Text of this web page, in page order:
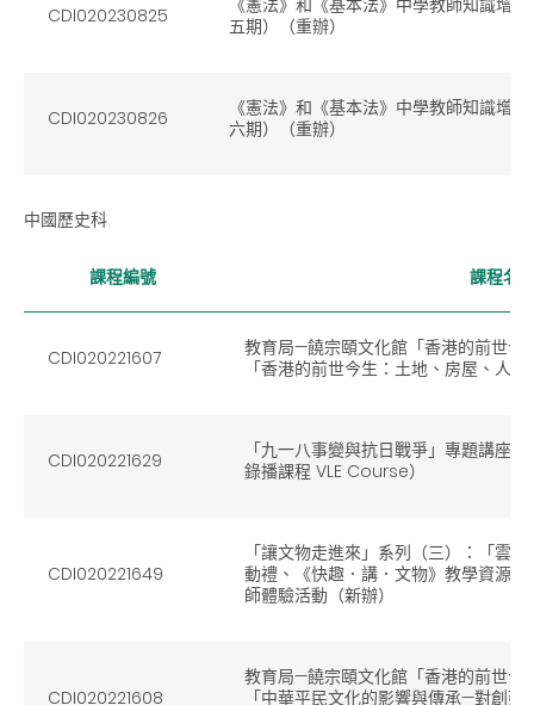
CDI020230825
五期）（重辦）
CDI020230826
《憲法》和《基本法》中學教師知識增
六期）（重辦）
中國歷史科
課程編號 課程名
CDI020221607
教育局—饒宗頤文化館「香港的前世今
「香港的前世今生：土地、房屋、人
CDI020221629
「九一八事變與抗日戰爭」專題講座
錄播課程 VLE Course）
CDI020221649
「讓文物走進來」系列（三）：「雲
動禮、《快趣．講．文物》教學資源
師體驗活動（新辦）
CDI020221608
教育局—饒宗頤文化館「香港的前世今
「中華平民文化的影響與傳承—對創